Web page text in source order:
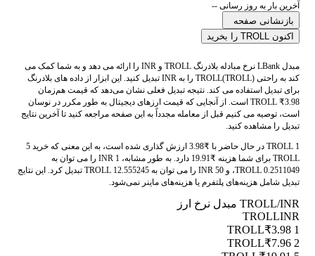
آخرین بار به روز رسانی --
بازنشانی صفحه
اکنون TROLL را بخرید
مبدل LBank نرخ مبادله بلادرنگ TROLL و INR را ارائه می دهد و به شما کمک می
کند به راحتی TROLL(TROLL) را به INR تبدیل کنید. این ابزار از داده های بلادرنگ
برای تبدیل استفاده می کند. نتیجه تبدیل فعلی نشان می‌دهد که قیمت هم‌زمان
TROLL ₹3.98 است. از آنجایی که قیمت ارزهای دیجیتال به طور مکرر در نوسان
است، توصیه می کنیم قبل از معامله مجدداً به این صفحه مراجعه کنید تا آخرین نتایج
تبدیل را مشاهده کنید.
1 TROLL در حال حاضر با ₹3.98 ارزش گذاری شده است، به این معنی که خرید 5
TROLL برای شما هزینه ₹19.91 دارد. به طور مشابه، 1 INR را می توان به
0.2511049 TROLL، و 50 INR را می توان به 12.555245 TROLL تبدیل کرد. این نتایج
تبدیل شامل هزینه‌های پلتفرم یا هزینه‌های ماینر نمی‌شود.
TROLL/INR مبدل نرخ ارز
TROLLINR
1 TROLL
₹3.98
2 TROLL
₹7.96